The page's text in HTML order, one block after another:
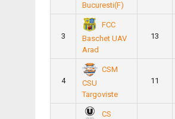
Bucuresti(F)
3
FCC
Baschet UAV
Arad
13
4
CSM
CSU
Targoviste
11
CS